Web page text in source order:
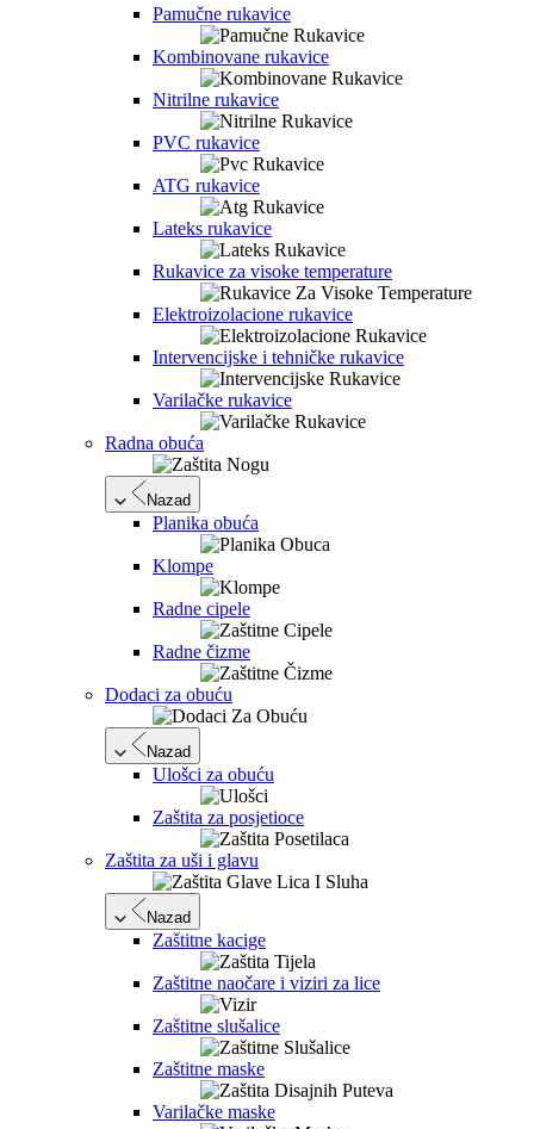
Pamučne rukavice
Kombinovane rukavice
Nitrilne rukavice
PVC rukavice
ATG rukavice
Lateks rukavice
Rukavice za visoke temperature
Elektroizolacione rukavice
Intervencijske i tehničke rukavice
Varilačke rukavice
Radna obuća
Nazad
Planika obuća
Klompe
Radne cipele
Radne čizme
Dodaci za obuću
Nazad
Ulošci za obuću
Zaštita za posjetioce
Zaštita za uši i glavu
Nazad
Zaštitne kacige
Zaštitne naočare i viziri za lice
Zaštitne slušalice
Zaštitne maske
Varilačke maske